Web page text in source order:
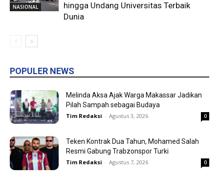
NASIONAL
hingga Undang Universitas Terbaik
Dunia
POPULER NEWS
Melinda Aksa Ajak Warga Makassar Jadikan
Pilah Sampah sebagai Budaya
Tim Redaksi - Agustus 3, 2026 0
Teken Kontrak Dua Tahun, Mohamed Salah
Resmi Gabung Trabzonspor Turki
Tim Redaksi - Agustus 7, 2026 0